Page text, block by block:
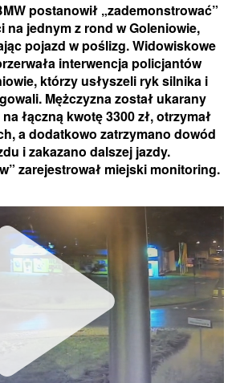
postanowił „zademonstrować”
na jednym z rond w Goleniowie,
pojazd w poślizg. Widowiskowe
interwencja policjantów
którzy usłyszeli ryk silnika i
Mężczyzna został ukarany
łączną kwotę 3300 zł, otrzymał
a dodatkowo zatrzymano dowód
i zakazano dalszej jazdy.
zarejestrował miejski monitoring.